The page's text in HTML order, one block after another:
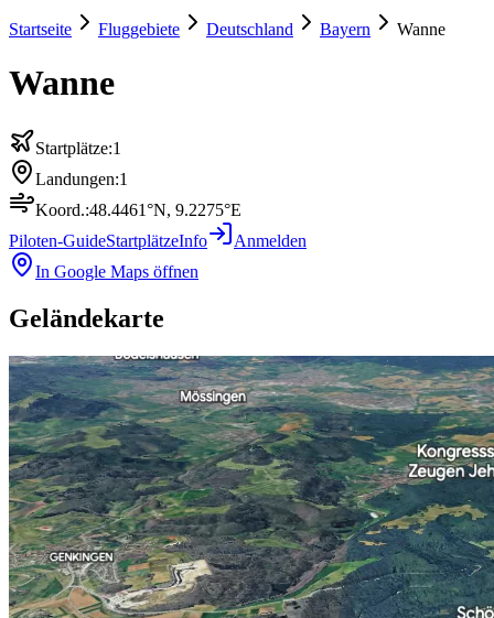
Startseite Fluggebiete Deutschland Bayern Wanne
Wanne
Startplätze:1
Landungen:1
Koord.:48.4461°N, 9.2275°E
Piloten-GuideStartplätzeInfo
Anmelden
In Google Maps öffnen
Geländekarte